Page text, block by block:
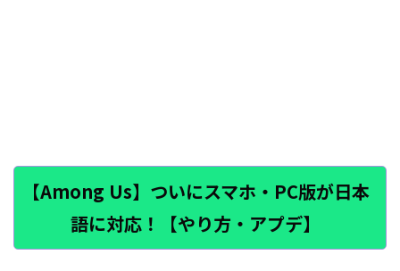
【Among Us】ついにスマホ・PC版が日本
語に対応！【やり方・アプデ】